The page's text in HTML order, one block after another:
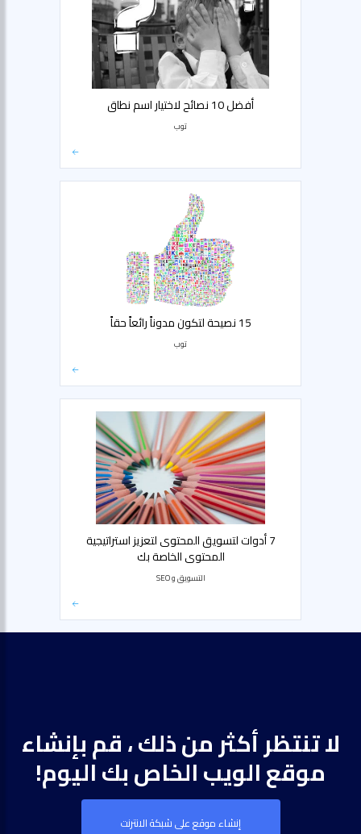
أفضل 10 نصائح لاختيار اسم نطاق
توب
15 نصيحة لتكون مدوناً رائعاً حقاً
توب
7 أدوات لتسويق المحتوى لتعزيز استراتيجية
المحتوى الخاصة بك
التسويق و SEO
لا تنتظر أكثر من ذلك ، قم بإنشاء
موقع الويب الخاص بك اليوم!
إنشاء موقع على شبكة الانترنت